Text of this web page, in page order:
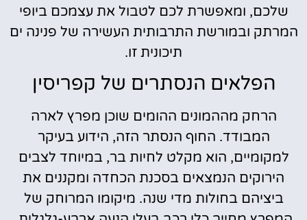
שלכם, ומאפשרת לכם לטבול את עצמכם ביופי
המרתק ובמורשת התרבותית העשירה של פנינה ים
תיכונית זו.
הפלאים הנסתרים של קפריסין
הרחק מההמונים ההומים שוכן מפרץ לארה
המבודד. החוף הנסתר הזה, הידוע בעיקר
למקומיים, הוא מקלט לחיות בר, במיוחד לצבים
הירוקים הנמצאים בסכנת הכחדה ומקננים את
ביציהם בחולות מדי שנה. מיקומו המרוחק של